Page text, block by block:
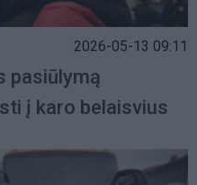
2026-05-13 09:11
pasiūlymą
į karo belaisvius